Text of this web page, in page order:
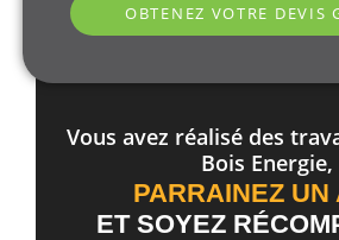
OBTENEZ VOTRE DEVIS
Vous avez réalisé des
Bois Energie,
PARRAINEZ UN
ET SOYEZ